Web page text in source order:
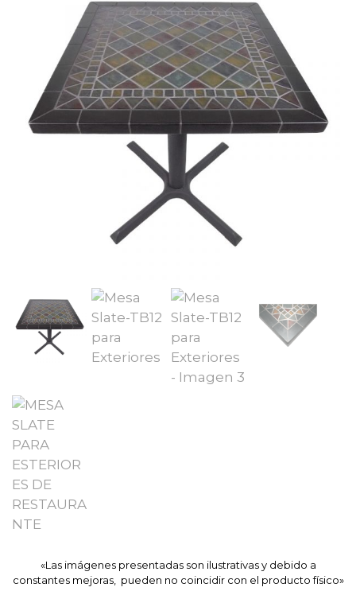
«Las imágenes presentadas son ilustrativas y debido a
constantes mejoras, pueden no coincidir con el producto físico»